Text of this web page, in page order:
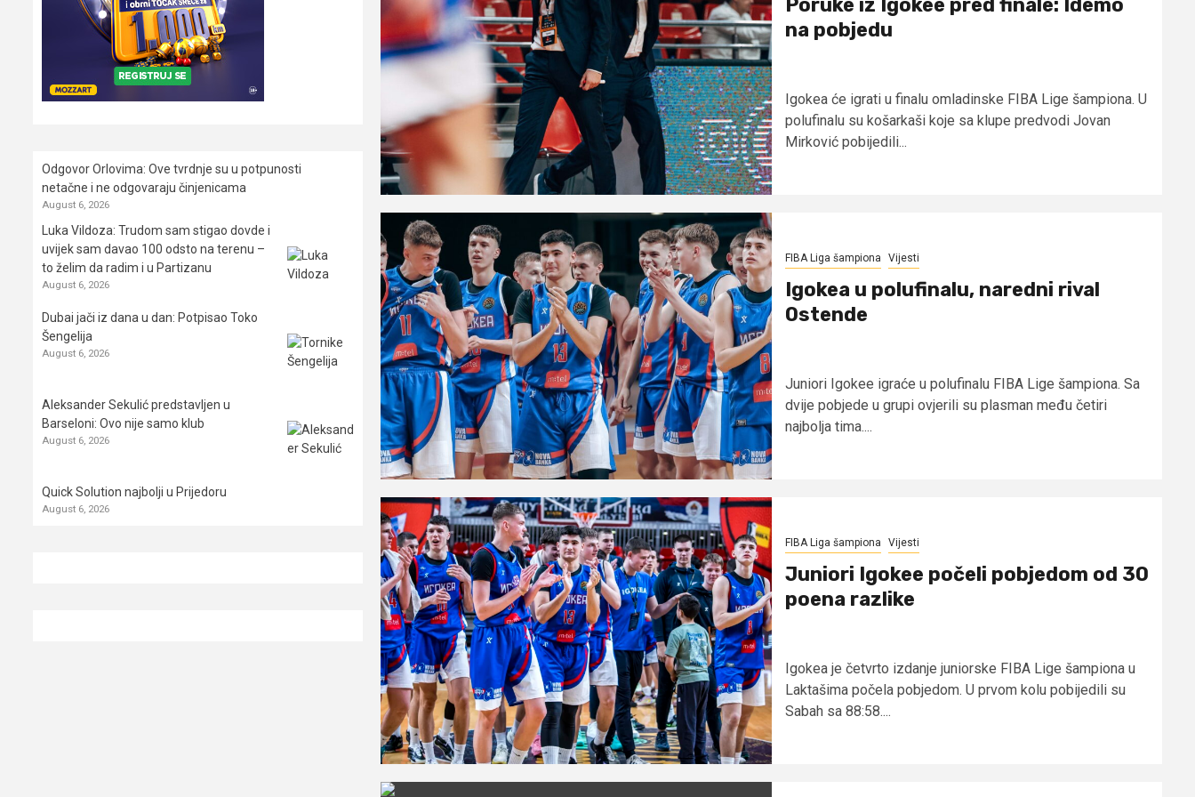
na pobjedu
Igokea će igrati u finalu omladinske FIBA Lige šampiona. U
polufinalu su košarkaši koje sa klupe predvodi Jovan
Mirković pobijedili...
FIBA Liga šampiona Vijesti
Igokea u polufinalu, naredni rival
Ostende
Juniori Igokee igraće u polufinalu FIBA Lige šampiona. Sa
dvije pobjede u grupi ovjerili su plasman među četiri
najbolja tima....
FIBA Liga šampiona Vijesti
Juniori Igokee počeli pobjedom od 30
poena razlike
Igokea je četvrto izdanje juniorske FIBA Lige šampiona u
Laktašima počela pobjedom. U prvom kolu pobijedili su
Sabah sa 88:58....
Odgovor Orlovima: ​Ove tvrdnje su u potpunosti
netačne i ne odgovaraju činjenicama
August 6, 2026
Luka Vildoza: Trudom sam stigao dovde i
uvijek sam davao 100 odsto na terenu –
to želim da radim i u Partizanu
August 6, 2026
Dubai jači iz dana u dan: Potpisao Toko
Šengelija
August 6, 2026
Aleksander Sekulić predstavljen u
Barseloni: Ovo nije samo klub
August 6, 2026
Quick Solution najbolji u Prijedoru
August 6, 2026